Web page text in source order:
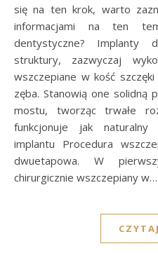
się na ten krok, warto
informacjami na ten
dentystyczne? Implanty
struktury, zazwyczaj
wszczepiane w kość
zęba. Stanowią one solidną
mostu, tworząc trwałe
funkcjonuje jak naturalny
implantu Procedura
dwuetapowa. W
chirurgicznie wszczepiany w…